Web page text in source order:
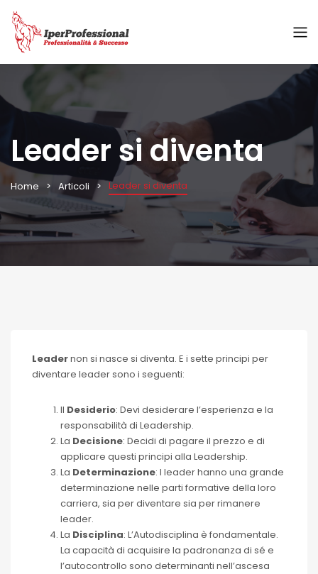
Leader si diventa
Home Articoli Leader si diventa
Leadernon si nasce si diventa. E i sette principi per
diventare leader sono i seguenti:
Il Desiderio: Devi desiderare l’esperienza e la
responsabilità di Leadership.
La Decisione: Decidi di pagare il prezzo e di
applicare questi principi alla Leadership.
La Determinazione: I leader hanno una grande
determinazione nelle parti formative della loro
carriera, sia per diventare sia per rimanere
leader.
La Disciplina: L’Autodisciplina è fondamentale.
La capacità di acquisire la padronanza di sé e
l’autocontrollo sono determinanti nell’ascesa